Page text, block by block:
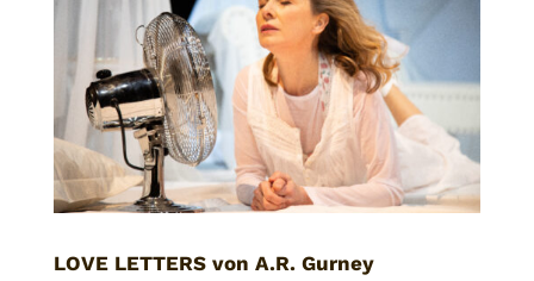
LOVE LETTERS von A.R. Gurney